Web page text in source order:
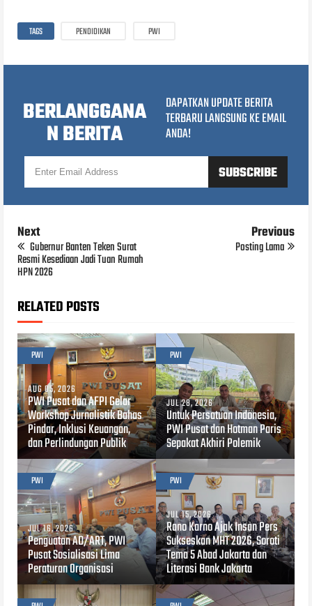
TAGS PENDIDIKAN PWI
BERLANGGANA
N BERITA
DAPATKAN UPDATE BERITA
TERBARU LANGSUNG KE EMAIL
ANDA!
Next
Gubernur Banten Teken Surat
Resmi Kesediaan Jadi Tuan Rumah
HPN 2026
Previous
Posting Lama
RELATED POSTS
PWI
AUG 05, 2026
PWI Pusat dan AFPI Gelar
Workshop Jurnalistik Bahas
Pindar, Inklusi Keuangan,
dan Perlindungan Publik
PWI
JUL 28, 2026
Untuk Persatuan Indonesia,
PWI Pusat dan Hotman Paris
Sepakat Akhiri Polemik
PWI
JUL 16, 2026
Penguatan AD/ART, PWI
Pusat Sosialisasi Lima
Peraturan Organisasi
PWI
JUL 15, 2026
Rano Karno Ajak Insan Pers
Sukseskan MHT 2026, Soroti
Tema 5 Abad Jakarta dan
Literasi Bank Jakarta